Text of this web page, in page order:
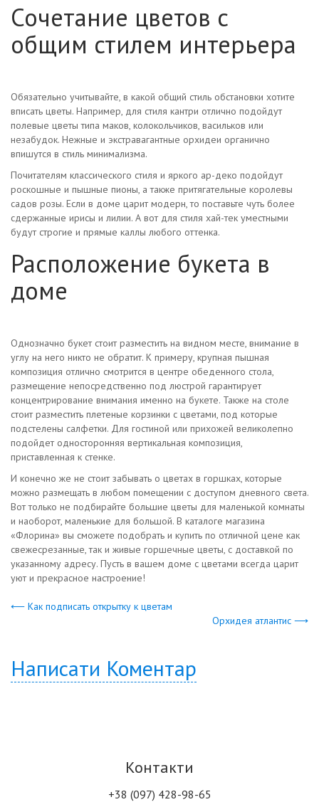
Сочетание цветов с
общим стилем интерьера
Обязательно учитывайте, в какой общий стиль обстановки хотите
вписать цветы. Например, для стиля кантри отлично подойдут
полевые цветы типа маков, колокольчиков, васильков или
незабудок. Нежные и экстравагантные орхидеи органично
впишутся в стиль минимализма.
Почитателям классического стиля и яркого ар-деко подойдут
роскошные и пышные пионы, а также притягательные королевы
садов розы. Если в доме царит модерн, то поставьте чуть более
сдержанные ирисы и лилии. А вот для стиля хай-тек уместными
будут строгие и прямые каллы любого оттенка.
Расположение букета в
доме
Однозначно букет стоит разместить на видном месте, внимание в
углу на него никто не обратит. К примеру, крупная пышная
композиция отлично смотрится в центре обеденного стола,
размещение непосредственно под люстрой гарантирует
концентрирование внимания именно на букете. Также на столе
стоит разместить плетеные корзинки с цветами, под которые
подстелены салфетки. Для гостиной или прихожей великолепно
подойдет односторонняя вертикальная композиция,
приставленная к стенке.
И конечно же не стоит забывать о цветах в горшках, которые
можно размещать в любом помещении с доступом дневного света.
Вот только не подбирайте большие цветы для маленькой комнаты
и наоборот, маленькие для большой. В каталоге магазина
«Флорина» вы сможете подобрать и купить по отличной цене как
свежесрезанные, так и живые горшечные цветы, с доставкой по
указанному адресу. Пусть в вашем доме с цветами всегда царит
уют и прекрасное настроение!
⟵ Как подписать открытку к цветам
Орхидея атлантис ⟶
Написати Коментар
Контакти
+38 (097) 428-98-65